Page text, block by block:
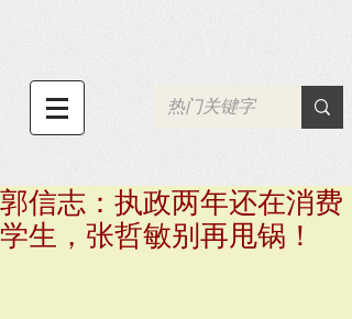
郭信志：执政两年还在消费
学生，张哲敏别再甩锅！